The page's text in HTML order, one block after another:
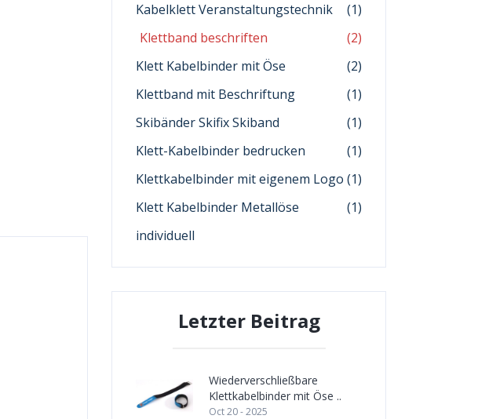
Kabelklett Veranstaltungstechnik
(1)
Klettband beschriften
(2)
Klett Kabelbinder mit Öse
(2)
Klettband mit Beschriftung
(1)
Skibänder Skifix Skiband
(1)
Klett-Kabelbinder bedrucken
(1)
Klettkabelbinder mit eigenem Logo (1)
Klett Kabelbinder Metallöse
individuell
(1)
Letzter Beitrag
Wiederverschließbare
Klettkabelbinder mit Öse ..
Oct 20 - 2025